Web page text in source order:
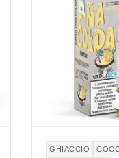
GHIACCIO